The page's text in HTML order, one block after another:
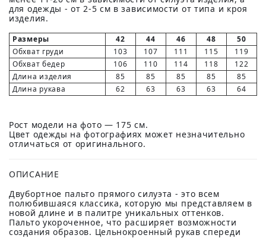
для одежды - от 2-5 см в зависимости от типа и кроя
изделия.
Размеры 42 44 46 48
50
Обхват груди
103 107 111 115
119
Обхват бедер
106 110 114 118
122
Длина изделия
85 85 85 85
85
Длина рукава
62 63 63 63 64
Рост модели на фото — 175 см.
Цвет одежды на фотографиях может незначительно
отличаться от оригинального.
ОПИСАНИЕ
Двубортное пальто прямого силуэта - это всем
полюбившаяся классика, которую мы представляем в
новой длине и в палитре уникальных оттенков.
Пальто укороченное, что расширяет возможности
создания образов. Цельнокроенный рукав спереди